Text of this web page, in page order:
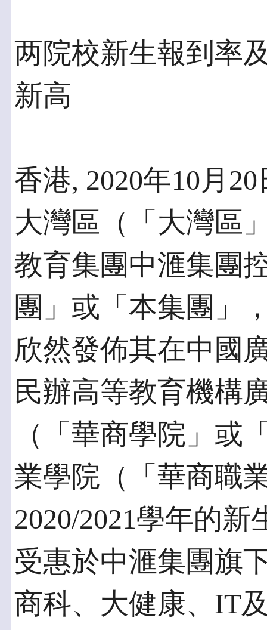
两院校新生報到率
新高
香港, 2020年10月
大灣區（「大灣區
教育集團中滙集團
團」或「本集團」
欣然發佈其在中國
民辦高等教育機構
（「華商學院」或
業學院（「華商職
2020/2021學年的
受惠於中滙集團旗
商科、大健康、IT